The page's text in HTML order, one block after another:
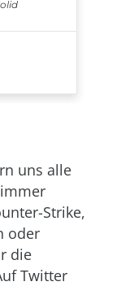
uns alle
Strike,
oder
die
Twitter